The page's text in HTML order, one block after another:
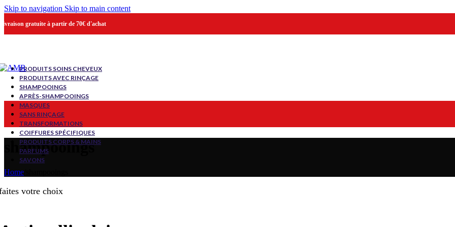
Skip to navigation Skip to main content
gratuite à partir de 70€ d'achat
PRODUITS SOINS CHEVEUX
PRODUITS AVEC RINÇAGE
SHAMPOOINGS
APRÈS-SHAMPOOINGS
MASQUES
SANS RINÇAGE
TRANSFORMATIONS
COIFFURES SPÉCIFIQUES
PRODUITS CORPS & MAINS
PARFUMS
SAVONS
shampooings
Home
votre choix